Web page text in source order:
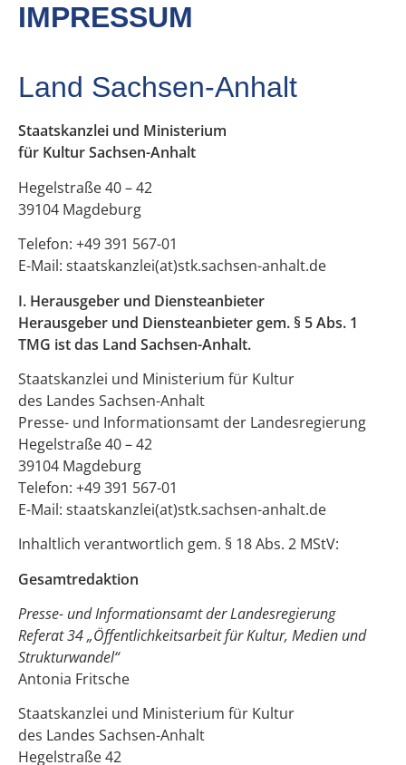
IMPRESSUM
Land Sachsen-Anhalt
Staatskanzlei und Ministerium
für Kultur Sachsen-Anhalt
Hegelstraße 40 – 42
39104 Magdeburg
Telefon: +49 391 567-01
E-Mail: staatskanzlei(at)stk.sachsen-anhalt.de
I. Herausgeber und Diensteanbieter
Herausgeber und Diensteanbieter gem. § 5 Abs. 1
TMG ist das Land Sachsen-Anhalt.
Staatskanzlei und Ministerium für Kultur
des Landes Sachsen-Anhalt
Presse- und Informationsamt der Landesregierung
Hegelstraße 40 – 42
39104 Magdeburg
Telefon: +49 391 567-01
E-Mail: staatskanzlei(at)stk.sachsen-anhalt.de
Inhaltlich verantwortlich gem. § 18 Abs. 2 MStV:
Gesamtredaktion
Presse- und Informationsamt der Landesregierung
Referat 34 „Öffentlichkeitsarbeit für Kultur, Medien und
Strukturwandel“
Antonia Fritsche
Staatskanzlei und Ministerium für Kultur
des Landes Sachsen-Anhalt
Hegelstraße 42